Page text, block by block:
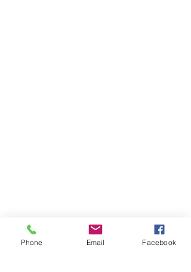
Phone Email Facebook